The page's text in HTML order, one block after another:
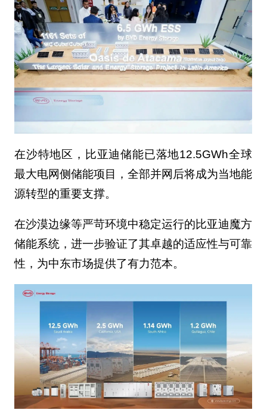
在沙特地区，比亚迪储能已落地12.5GWh全球
最大电网侧储能项目，全部并网后将成为当地能
源转型的重要支撑。
在沙漠边缘等严苛环境中稳定运行的比亚迪魔方
储能系统，进一步验证了其卓越的适应性与可靠
性，为中东市场提供了有力范本。